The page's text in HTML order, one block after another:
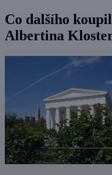
Co dalšího
Albertina